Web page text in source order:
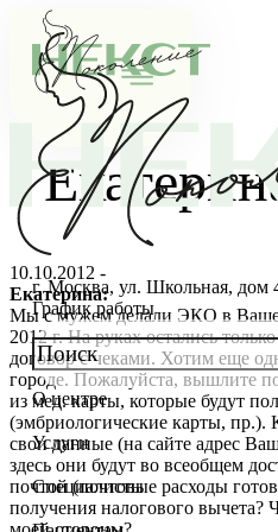
г. Москва, ул. Школьная, дом
График работы
О центре
О клинике
Новости
Благотворительность
Услуги
Консультации специалистов
Стоимость ЭКО
Специалисты
Главный врач
10.10.2012 -
Екатерина:
Мы с мужем делали ЭКО в
2012 г. На руках остались
договор с чеками. Хотим еще
городе. Пожалуйста, вышлите
из мед. карты, которые будут
(эмбриологические карты,
свои данные (на сайте адрес
здесь они будут во всеобщем
почтой (почтовые расходы
получения налогового вычета?